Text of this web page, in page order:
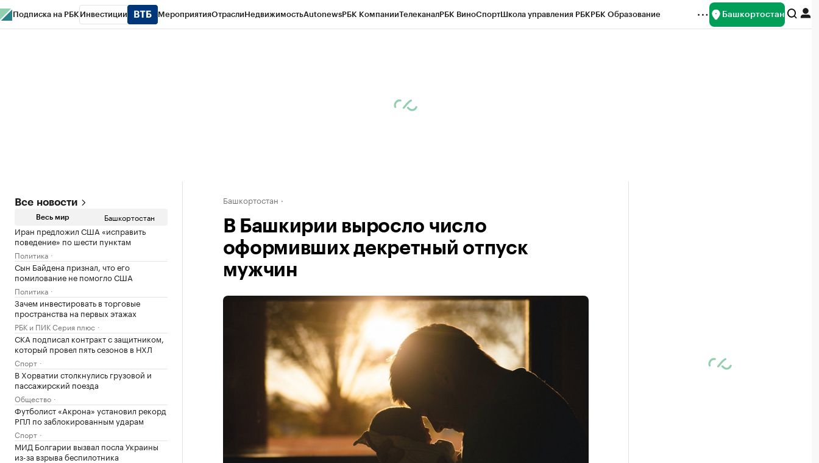
Подписка на РБК Инвестиции МероприятияОтраслиНедвижимостьAutonewsРБК КомпанииТелеканалРБК ВиноСпортШкола управления РБКРБК Образование Башкортостан
Все новости
Весь мир Башкортостан
Иран предложил США «исправить
поведение» по шести пунктам
Политика
Сын Байдена признал, что его
помилование не помогло США
Политика
Зачем инвестировать в торговые
пространства на первых этажах
РБК и ПИК Серия плюс
СКА подписал контракт с защитником,
который провел пять сезонов в НХЛ
Спорт
В Хорватии столкнулись грузовой и
пассажирский поезда
Общество
Футболист «Акрона» установил рекорд
РПЛ по заблокированным ударам
Спорт
МИД Болгарии вызвал посла Украины
из-за взрыва беспилотника
Башкортостан
В Башкирии выросло число
оформивших декретный отпуск
мужчин